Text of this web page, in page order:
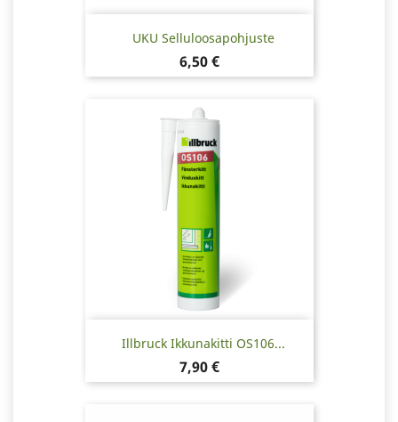
UKU Selluloosapohjuste
Hinta
6,50 €
Illbruck Ikkunakitti OS106...
Hinta
7,90 €